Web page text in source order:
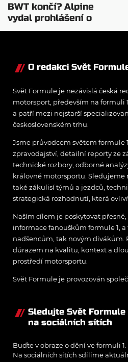
BWT končí? Alpine
vydal prohlášení o
novém titulárním
O redakci Svět
Svět Formule je nezávislá česká
motorsport, především na formuli
a patří mezi nejstarší
československém trhu.
Jsme průvodcem světem formule
zpravodajství, detailní reporty ze
technické rozbory, odborné
královně motorsportu. Sledujeme
také zákulisí týmů a jezdců,
strategická rozhodnutí, která
Naším cílem je poskytovat
informace fanouškům formule 1,
nadšencům, tak novým divákům.
důrazem na kvalitu, kontext a
prostředí motorsportu.
Svět Formule je provozován
Sledujte Svět Formule
na sociálních sítích
Buďte v obraze o dění ve formuli 1.
Na sociálních sítích sdílíme